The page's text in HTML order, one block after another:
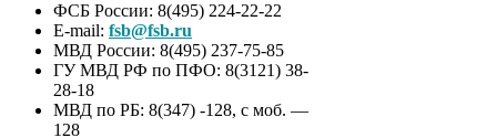
ФСБ России: 8(495) 224-22-22
E-mail: fsb@fsb.ru
МВД России: 8(495) 237-75-85
ГУ МВД РФ по ПФО: 8(3121) 38-
28-18
МВД по РБ: 8(347) -128, с моб. —
128